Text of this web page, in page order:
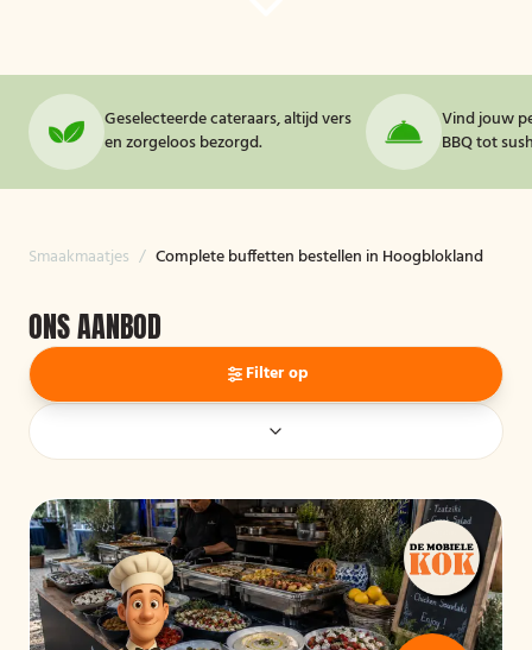
Geselecteerde cateraars, altijd vers
en zorgeloos bezorgd.
Vind jouw
BBQ tot
Smaakmaatjes / Complete buffetten bestellen in Hoogblokland
ONS AANBOD
Filter op